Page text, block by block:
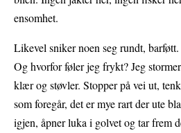
ensomhet.
Likevel sniker noen seg rundt,
Og hvorfor føler jeg frykt? Jeg
klær og støvler. Stopper på vei ut,
som foregår, det er mye rart der ute
igjen, åpner luka i golvet og tar frem